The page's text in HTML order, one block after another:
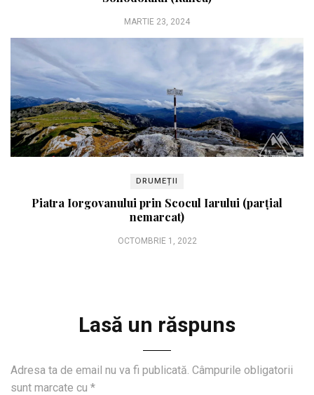
MARTIE 23, 2024
DRUMEȚII
Piatra Iorgovanului prin Scocul Iarului (parțial
nemarcat)
OCTOMBRIE 1, 2022
Lasă un răspuns
Adresa ta de email nu va fi publicată. Câmpurile obligatorii
sunt marcate cu *